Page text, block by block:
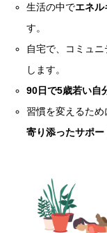
生活の中でエネ
す。
自宅で、コミュ
します。
90日で5歳若い自
習慣を変えるため
寄り添ったサポー